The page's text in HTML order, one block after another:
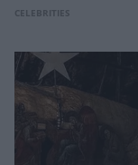
CELEBRITIES